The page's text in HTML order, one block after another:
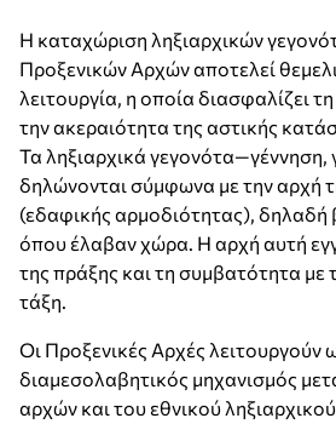
Η καταχώριση ληξιαρχικών
Προξενικών Αρχών αποτελεί
λειτουργία, η οποία διασφαλίζει
την ακεραιότητα της αστικής
Τα ληξιαρχικά
δηλώνονται σύμφωνα με την αρχή
(εδαφικής αρμοδιότητας), δηλαδή
όπου έλαβαν χώρα. Η αρχή αυτή
της πράξης και τη συμβατότητα με
τάξη.
Οι Προξενικές Αρχές λειτουργούν
διαμεσολαβητικός μηχανισμός
αρχών και του εθνικού